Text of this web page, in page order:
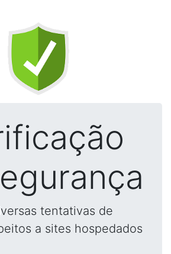
tentativas de
a sites hospedados